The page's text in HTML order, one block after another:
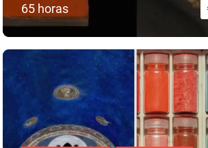
65 horas